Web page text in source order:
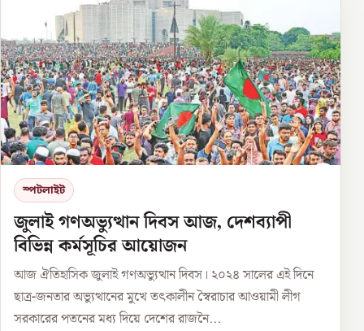
স্পটলাইট
জুলাই গণঅভ্যুত্থান দিবস আজ, দেশব্যাপী
বিভিন্ন কর্মসূচির আয়োজন
আজ ঐতিহাসিক জুলাই গণঅভ্যুত্থান দিবস। ২০২৪ সালের এই দিনে
ছাত্র-জনতার অভ্যুত্থানের মুখে তৎকালীন স্বৈরাচার আওয়ামী লীগ
সরকারের পতনের মধ্য দিয়ে দেশের রাজনৈ...